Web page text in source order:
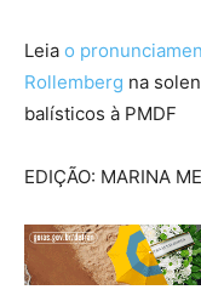
Leia o
Rollemberg na
balísticos à PMDF
EDIÇÃO: MARINA